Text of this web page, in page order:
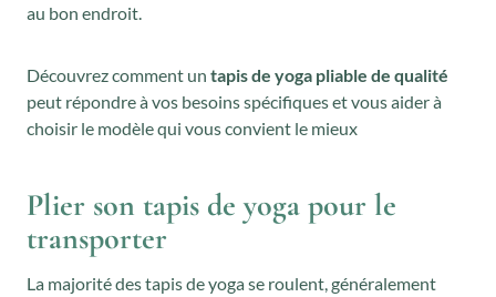
au bon endroit.
Découvrez comment un tapis de yoga pliable de qualité
peut répondre à vos besoins spécifiques et vous aider à
choisir le modèle qui vous convient le mieux
Plier son tapis de yoga pour le
transporter
La majorité des tapis de yoga se roulent, généralement